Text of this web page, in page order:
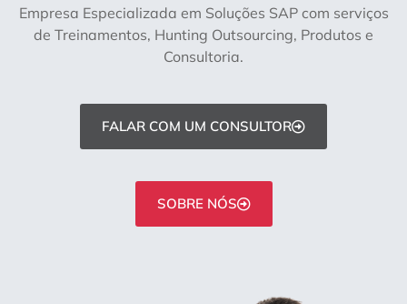
Empresa Especializada em Soluções SAP com serviços
de Treinamentos, Hunting Outsourcing, Produtos e
Consultoria.
FALAR COM UM CONSULTOR
SOBRE NÓS